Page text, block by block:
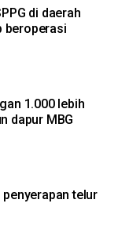
di daerah
beroperasi
1.000 lebih
dapur MBG
telur